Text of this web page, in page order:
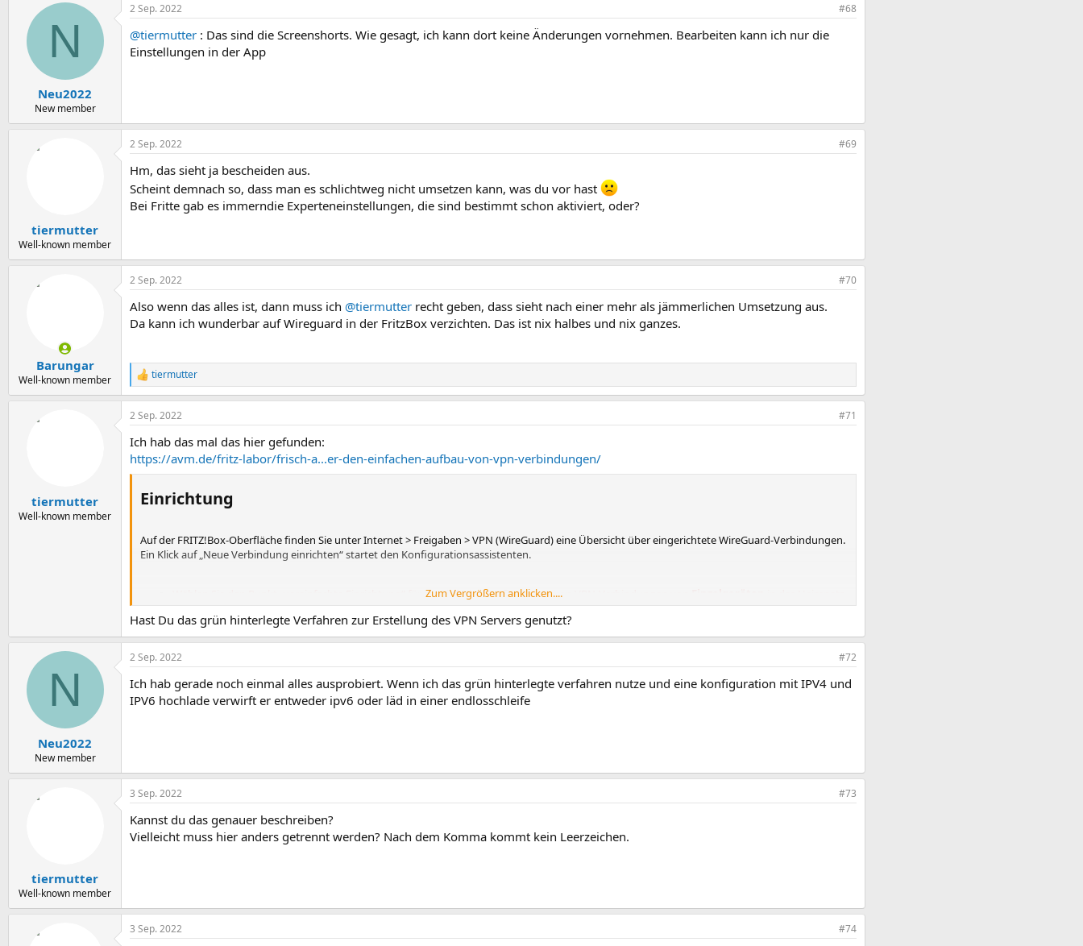
N
Neu2022
New member
2 Sep. 2022 #68
@tiermutter : Das sind die Screenshorts. Wie gesagt, ich kann dort keine Änderungen vornehmen. Bearbeiten kann ich nur die
Einstellungen in der App
tiermutter
Well-known member
2 Sep. 2022 #69
Hm, das sieht ja bescheiden aus.
Scheint demnach so, dass man es schlichtweg nicht umsetzen kann, was du vor hast
Bei Fritte gab es immerndie Experteneinstellungen, die sind bestimmt schon aktiviert, oder?
Barungar
Well-known member
2 Sep. 2022 #70
Also wenn das alles ist, dann muss ich @tiermutter recht geben, dass sieht nach einer mehr als jämmerlichen Umsetzung aus.
Da kann ich wunderbar auf Wireguard in der FritzBox verzichten. Das ist nix halbes und nix ganzes.
R
e
a
k
i
o
tiermutter
tiermutter
Well-known member
2 Sep. 2022 #71
Ich hab das mal das hier gefunden:
https://avm.de/fritz-labor/frisch-a...er-den-einfachen-aufbau-von-vpn-verbindungen/
Einrichtung​
Auf der FRITZ!Box-Oberfläche finden Sie unter Internet > Freigaben > VPN (WireGuard) eine Übersicht über eingerichtete WireGuard-Verbindungen.
Ein Klick auf „Neue Verbindung einrichten“ startet den Konfigurationsassistenten.
Wählen Sie den Punkt „vereinfachte Einrichtung“ für die einfache Konfiguration von VPN-Verbindungen von
Smartphones und Tablets verbinden Sie komfortabel per QR-Code – sonstige Clients per Konfigurationsdatei.
Wählen Sie den Punkt „Benutzerdefinierte Einrichtung “ zur Verbindung von Netzwerken, Firmenanbindungen, Anbindungen an einen
WireGuard-Server sowie zur Kommunikation mit Dritten. Für eine LAN-LAN-Verbindung zweier FRITZ!Box-Produkte erstellen Sie hier eine
Konfiguration, die Sie auf der zweiten FRITZ!Box importieren.
Zum Vergrößern anklicken....
Hast Du das grün hinterlegte Verfahren zur Erstellung des VPN Servers genutzt?
N
Neu2022
New member
2 Sep. 2022 #72
Ich hab gerade noch einmal alles ausprobiert. Wenn ich das grün hinterlegte verfahren nutze und eine konfiguration mit IPV4 und
IPV6 hochlade verwirft er entweder ipv6 oder läd in einer endlosschleife
tiermutter
Well-known member
3 Sep. 2022 #73
Kannst du das genauer beschreiben?
Vielleicht muss hier anders getrennt werden? Nach dem Komma kommt kein Leerzeichen.
3 Sep. 2022 #74